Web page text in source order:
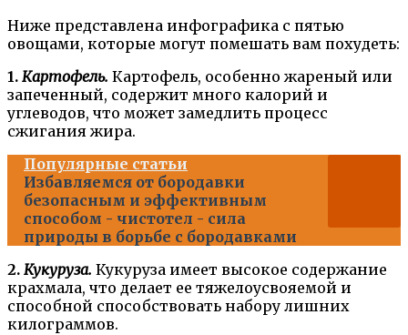
Ниже представлена инфографика с пятью
овощами, которые могут помешать вам похудеть:
1. Картофель. Картофель, особенно жареный или
запеченный, содержит много калорий и
углеводов, что может замедлить процесс
сжигания жира.
Популярные статьи
Избавляемся от бородавки
безопасным и эффективным
способом - чистотел - сила
природы в борьбе с бородавками
2. Кукуруза. Кукуруза имеет высокое содержание
крахмала, что делает ее тяжелоусвояемой и
способной способствовать набору лишних
килограммов.